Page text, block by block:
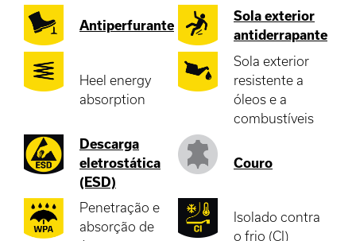
Antiperfurante
Sola exterior
antiderrapante
Heel energy
absorption
Sola exterior
resistente a
óleos e a
combustíveis
Descarga
eletrostática
(ESD)
Couro
Penetração e
absorção de
Isolado contra
o frio (CI)